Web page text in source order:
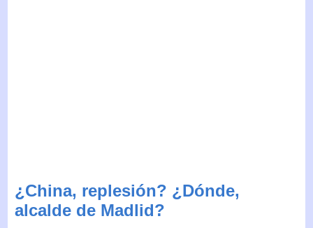
¿China, replesión? ¿Dónde,
alcalde de Madlid?